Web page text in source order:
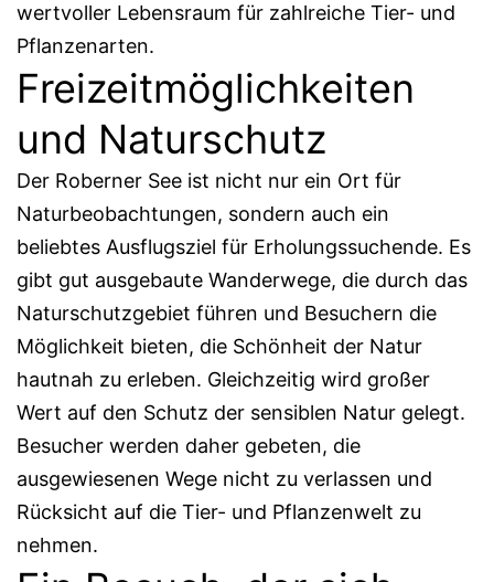
wertvoller Lebensraum für zahlreiche Tier- und
Pflanzenarten.
Freizeitmöglichkeiten
und Naturschutz
Der Roberner See ist nicht nur ein Ort für
Naturbeobachtungen, sondern auch ein
beliebtes Ausflugsziel für Erholungssuchende. Es
gibt gut ausgebaute Wanderwege, die durch das
Naturschutzgebiet führen und Besuchern die
Möglichkeit bieten, die Schönheit der Natur
hautnah zu erleben. Gleichzeitig wird großer
Wert auf den Schutz der sensiblen Natur gelegt.
Besucher werden daher gebeten, die
ausgewiesenen Wege nicht zu verlassen und
Rücksicht auf die Tier- und Pflanzenwelt zu
nehmen.